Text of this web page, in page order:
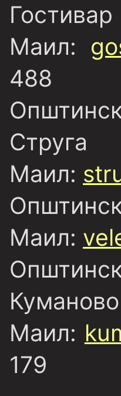
Гостивар
Маил:
488
Струга
Маил:
Маил:
Куманово
Маил:
179